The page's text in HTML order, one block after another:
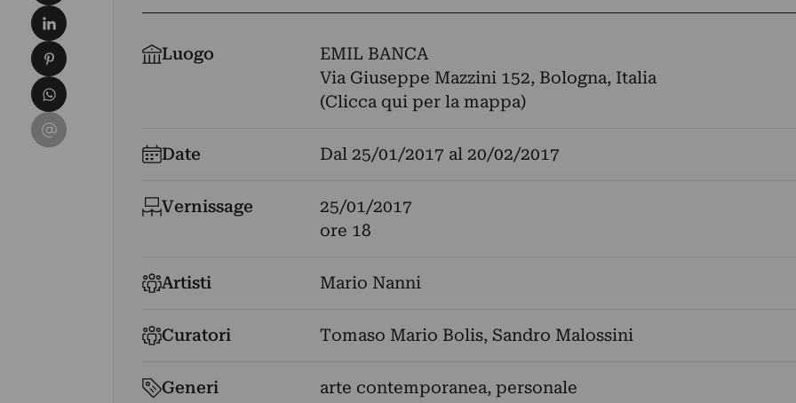
Luogo
EMIL BANCA
Via Giuseppe Mazzini 152, Bologna, Italia
(Clicca qui per la mappa)
Date Dal 25/01/2017 al 20/02/2017
Vernissage
25/01/2017
ore 18
Artisti Mario Nanni
Curatori Tomaso Mario Bolis, Sandro Malossini
Generi arte contemporanea, personale
Condividi su LinkedIn
Condividi su Pinterest
Condividi su WhatsApp
Condividi su Email